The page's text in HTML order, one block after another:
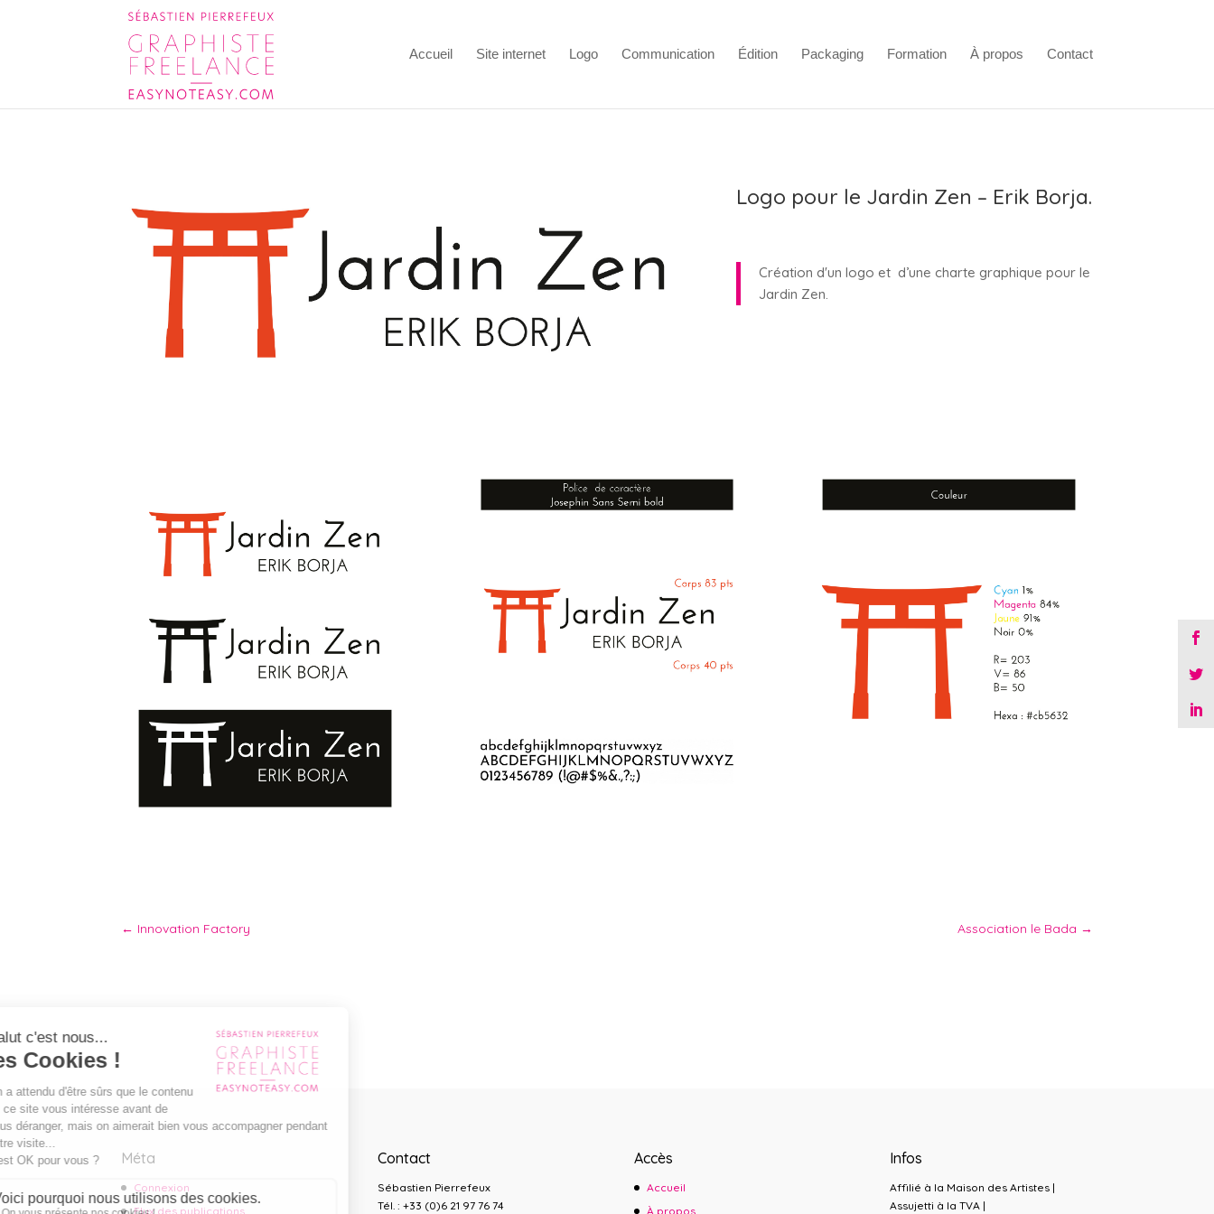
Accueil Site internet Logo Communication Édition Packaging Formation À propos Contact
Logo pour le Jardin Zen – Erik Borja.
Création d'un logo et d’une charte graphique pour le
Jardin Zen.
← Innovation Factory Association le Bada →
Méta
Connexion
Flux des publications
Contact
Sébastien Pierrefeux
Tél. : +33 (0)6 21 97 76 74
Accès
Accueil
À propos
Infos
Affilié à la Maison des Artistes |
Assujetti à la TVA |